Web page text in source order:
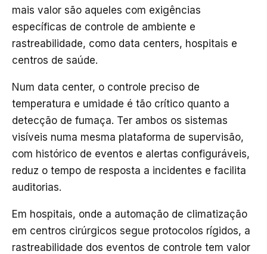
mais valor são aqueles com exigências
específicas de controle de ambiente e
rastreabilidade, como data centers, hospitais e
centros de saúde.
Num data center, o controle preciso de
temperatura e umidade é tão crítico quanto a
detecção de fumaça. Ter ambos os sistemas
visíveis numa mesma plataforma de supervisão,
com histórico de eventos e alertas configuráveis,
reduz o tempo de resposta a incidentes e facilita
auditorias.
Em hospitais, onde a automação de climatização
em centros cirúrgicos segue protocolos rígidos, a
rastreabilidade dos eventos de controle tem valor